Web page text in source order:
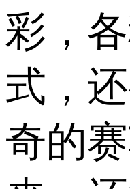
彩，
式，
奇的